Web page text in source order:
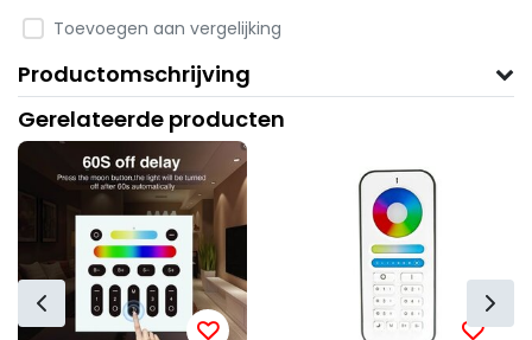
Toevoegen aan vergelijking
Productomschrijving
Gerelateerde producten